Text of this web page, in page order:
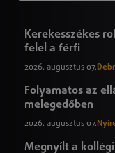
Kerekesszékes
felel a férfi
2026. augusztus 07.
Folyamatos az
melegedőben
2026. augusztus 07.
Megnyílt a